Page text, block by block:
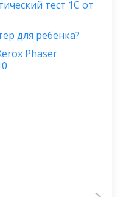
тест 1С от
для ребёнка?
Phaser